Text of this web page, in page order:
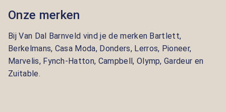
Onze merken
Bij Van Dal Barnveld vind je de merken Bartlett,
Berkelmans, Casa Moda, Donders, Lerros, Pioneer,
Marvelis, Fynch-Hatton, Campbell, Olymp, Gardeur en
Zuitable.